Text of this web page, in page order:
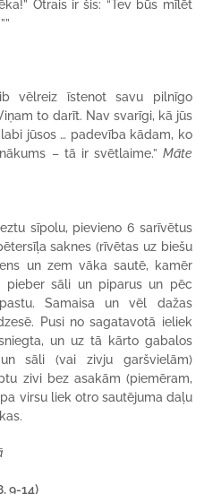
Otrais ir šis: “Tev būs mīlēt
vēlreiz īstenot savu pilnīgo
to darīt. Nav svarīgi, kā jūs
jūsos … padevība kādam, ko
– tā ir svētlaime.” Māte
sīpolu, pievieno 6 sarīvētus
saknes (rīvētas uz biešu
un zem vāka sautē, kamēr
pieber sāli un piparus un pēc
Samaisa un vēl dažas
Pusi no sagatavotā ieliek
un uz tā kārto gabalos
sāli (vai zivju garšvielām)
zivi bez asakām (piemēram,
virsu liek otro sautējuma daļu
9-14)